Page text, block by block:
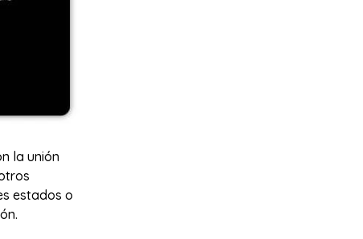
la unión
estados o